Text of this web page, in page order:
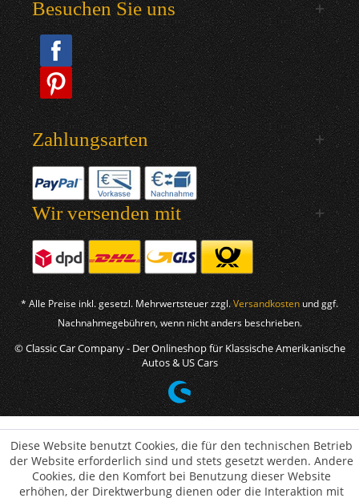
Besuchen Sie uns
Zahlungsarten
Wir versenden mit
* Alle Preise inkl. gesetzl. Mehrwertsteuer zzgl.Versandkosten und ggf.
Nachnahmegebühren, wenn nicht anders beschrieben.
© Classic Car Company - Der Onlineshop für Klassische Amerikanische
Autos & US Cars
Diese Website benutzt Cookies, die für den technischen Betrieb
der Website erforderlich sind und stets gesetzt werden. Andere
Cookies, die den Komfort bei Benutzung dieser Website
erhöhen, der Direktwerbung dienen oder die Interaktion mit